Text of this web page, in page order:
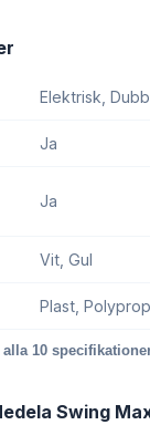
Elektrisk,
Ja
Ja
Vit, Gul
Plast,
alla10
Swing